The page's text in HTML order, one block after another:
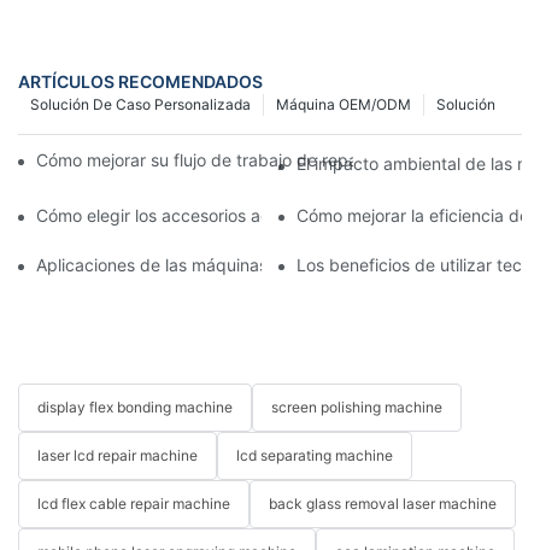
ARTÍCULOS RECOMENDADOS
Solución
Máquina OEM/ODM
Solución De Caso Personalizada
Cómo mejorar su flujo de trabajo de reparación de móviles con
El impacto ambiental de las
Cómo elegir los accesorios adecuados para la máquina de
Cómo mejorar la eficiencia de
Aplicaciones de las máquinas de reparación de teléfonos en el
Los beneficios de utilizar
display flex bonding machine screen polishing machine
laser lcd repair machine lcd separating machine
lcd flex cable repair machine back glass removal laser machine